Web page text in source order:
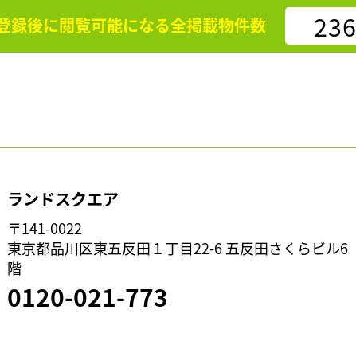
録後に閲覧可能になる全掲載物件数 236
ランドスクエア
〒141-0022
東京都品川区東五反田１丁目22-6 五反田さくらビル6
階
0120-021-773